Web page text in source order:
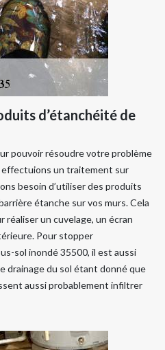
d’étanchéité de
pouvoir résoudre votre problème
effectuions un traitement sur
besoin d’utiliser des produits
étanche sur vos murs. Cela
réaliser un cuvelage, un écran
Pour stopper
sol inondé 35500, il est aussi
drainage du sol étant donné que
aussi probablement infiltrer